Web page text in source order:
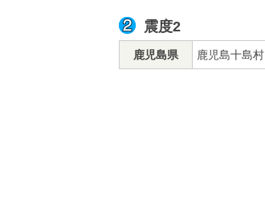
震度2
鹿児島県 鹿児島十島村